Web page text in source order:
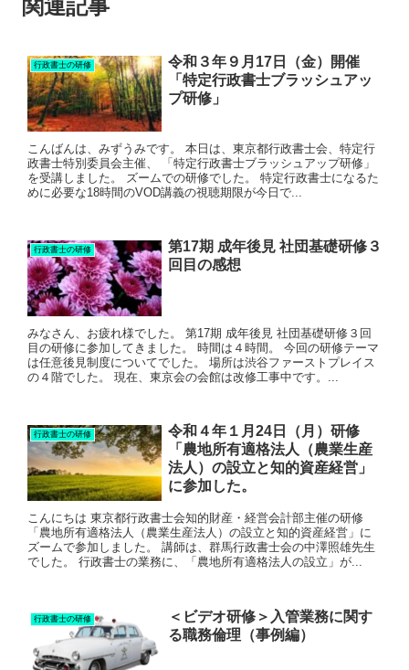
関連記事
行政書士の研修
令和３年９月17日（金）開催
「特定行政書士ブラッシュアッ
プ研修」
こんばんは、みずうみです。 本日は、東京都行政書士会、特定行
政書士特別委員会主催、 「特定行政書士ブラッシュアップ研修」
を受講しました。 ズームでの研修でした。 特定行政書士になるた
めに必要な18時間のVOD講義の視聴期限が今日で...
行政書士の研修
第17期 成年後見 社団基礎研修３
回目の感想
みなさん、お疲れ様でした。 第17期 成年後見 社団基礎研修３回
目の研修に参加してきました。 時間は４時間。 今回の研修テーマ
は任意後見制度についてでした。 場所は渋谷ファーストプレイス
の４階でした。 現在、東京会の会館は改修工事中です。...
行政書士の研修
令和４年１月24日（月）研修
「農地所有適格法人（農業生産
法人）の設立と知的資産経営」
に参加した。
こんにちは 東京都行政書士会知的財産・経営会計部主催の研修
「農地所有適格法人（農業生産法人）の設立と知的資産経営」に
ズームで参加しました。 講師は、群馬行政書士会の中澤照雄先生
でした。 行政書士の業務に、「農地所有適格法人の設立」が...
行政書士の研修
＜ビデオ研修＞入管業務に関す
る職務倫理（事例編）